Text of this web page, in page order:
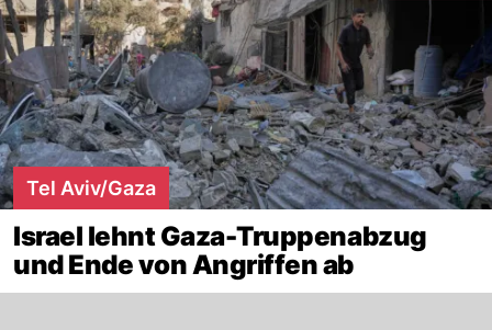
Tel Aviv/Gaza
Israel lehnt Gaza-Truppenabzug
und Ende von Angriffen ab